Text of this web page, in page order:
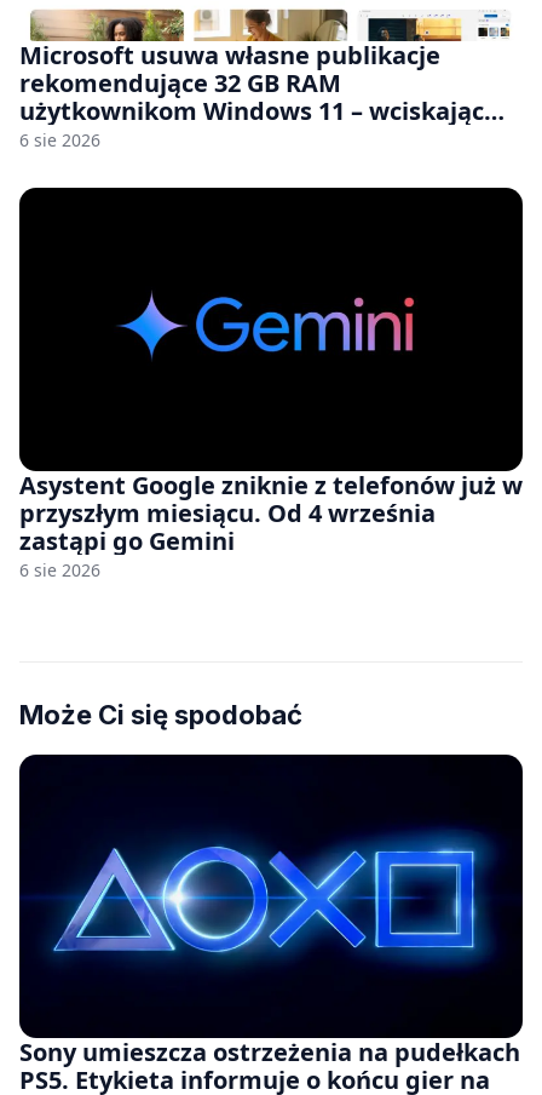
Microsoft usuwa własne publikacje
rekomendujące 32 GB RAM
użytkownikom Windows 11 – wciskając
nam przy tym komputery z 8 GB RAM po
6 sie 2026
Asystent Google zniknie z telefonów już w
przyszłym miesiącu. Od 4 września
zastąpi go Gemini
6 sie 2026
Może Ci się spodobać
Sony umieszcza ostrzeżenia na pudełkach
PS5. Etykieta informuje o końcu gier na